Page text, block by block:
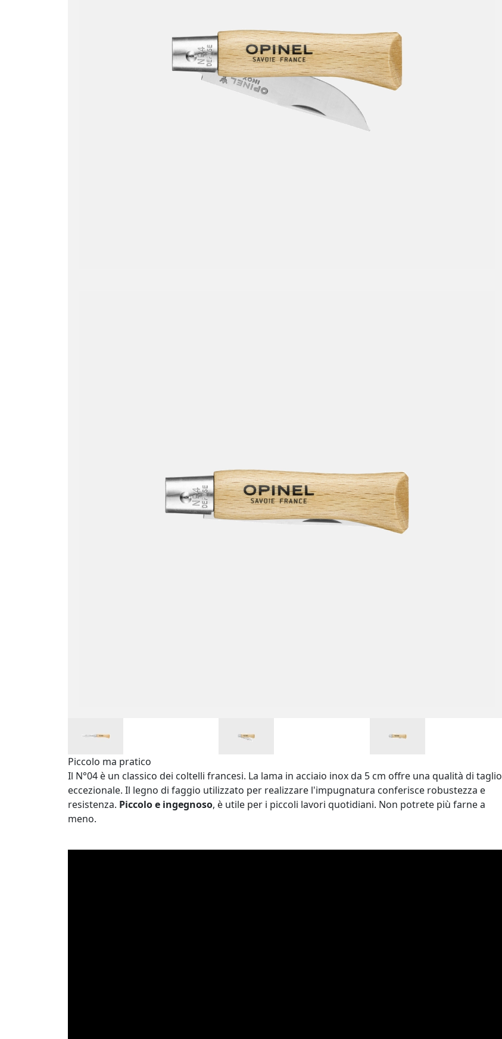
Piccolo ma pratico
Il N°04 è un classico dei coltelli francesi. La lama in acciaio inox da 5 cm offre una qualità di taglio
eccezionale. Il legno di faggio utilizzato per realizzare l'impugnatura conferisce robustezza e
resistenza. Piccolo e ingegnoso, è utile per i piccoli lavori quotidiani. Non potrete più farne a
meno.